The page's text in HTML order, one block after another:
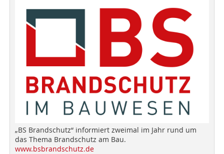
„BS Brandschutz“ informiert zweimal im Jahr rund um
das Thema Brandschutz am Bau.
www.bsbrandschutz.de